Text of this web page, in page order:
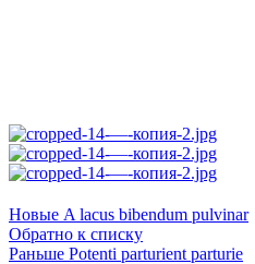
Новые A lacus bibendum pulvinar
Обратно к списку
Раньше Potenti parturient parturie